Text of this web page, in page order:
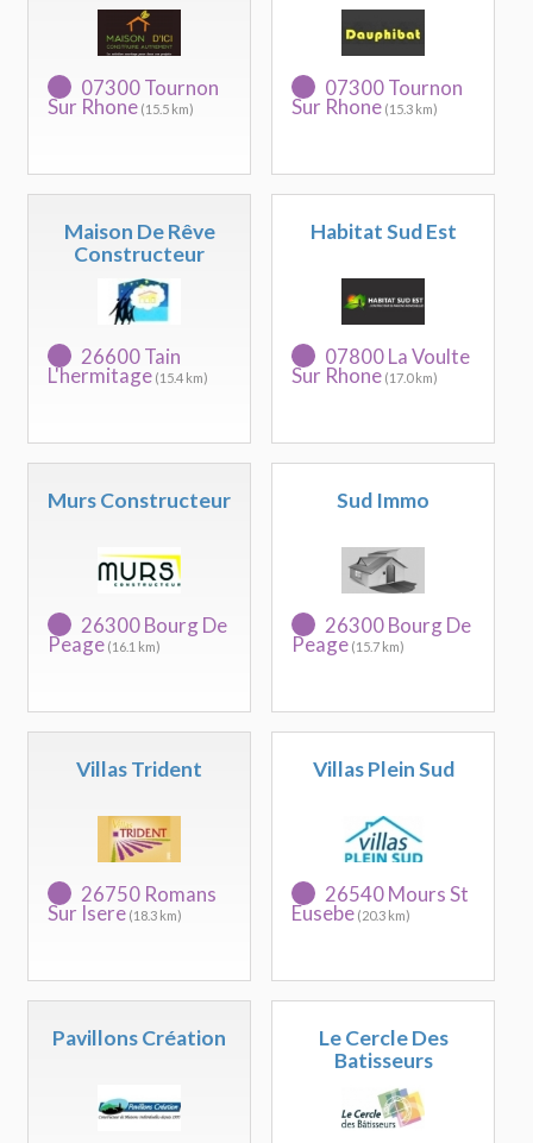
07300 Tournon
Sur Rhone (15.5 km)
07300 Tournon
Sur Rhone (15.3 km)
Maison De Rêve
Constructeur
26600 Tain
L'hermitage (15.4 km)
Habitat Sud Est
07800 La Voulte
Sur Rhone (17.0 km)
Murs Constructeur
26300 Bourg De
Peage (16.1 km)
Sud Immo
26300 Bourg De
Peage (15.7 km)
Villas Trident
26750 Romans
Sur Isere (18.3 km)
Villas Plein Sud
26540 Mours St
Eusebe (20.3 km)
Pavillons Création
Le Cercle Des
Batisseurs